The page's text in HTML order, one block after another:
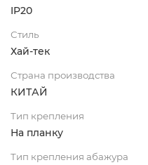
IP20
Стиль
Хай-тек
Страна производства
КИТАЙ
Тип крепления
На планку
Тип крепления абажура